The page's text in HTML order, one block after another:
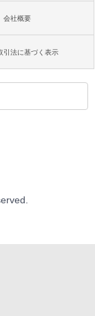
会社概要
引法に基づく表示